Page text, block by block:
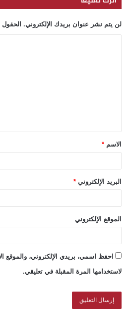
لن يتم نشر عنوان بريدك الإلكتروني. الحقول
الاسم *
البريد الإلكتروني *
الموقع الإلكتروني
احفظ اسمي، بريدي الإلكتروني، والموقع
لاستخدامها المرة المقبلة في تعليقي.